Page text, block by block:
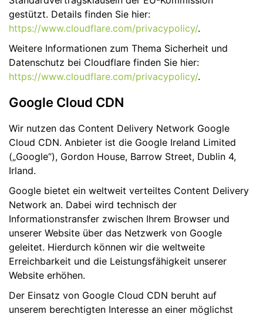
gestützt. Details finden Sie hier:
https://www.cloudflare.com/privacypolicy/.
Weitere Informationen zum Thema Sicherheit und
Datenschutz bei Cloudflare finden Sie hier:
https://www.cloudflare.com/privacypolicy/.
Google Cloud CDN
Wir nutzen das Content Delivery Network Google
Cloud CDN. Anbieter ist die Google Ireland Limited
(„Google“), Gordon House, Barrow Street, Dublin 4,
Irland.
Google bietet ein weltweit verteiltes Content Delivery
Network an. Dabei wird technisch der
Informationstransfer zwischen Ihrem Browser und
unserer Website über das Netzwerk von Google
geleitet. Hierdurch können wir die weltweite
Erreichbarkeit und die Leistungsfähigkeit unserer
Website erhöhen.
Der Einsatz von Google Cloud CDN beruht auf
unserem berechtigten Interesse an einer möglichst